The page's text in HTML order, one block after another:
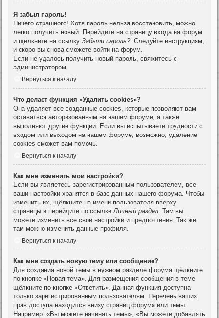
Я забыл пароль!
Ничего страшного! Хотя пароль нельзя восстановить, можно
легко получить новый. Перейдите на страницу входа на форум
и щёлкните на ссылку Забыли пароль?. Следуйте инструкциям,
и скоро вы снова сможете войти на форум.
Если не удалось получить новый пароль, свяжитесь с
администратором.
Вернуться к началу
Что делает функция «Удалить cookies»?
Она удаляет все созданные cookies, которые позволяют вам
оставаться авторизованным на нашем форуме, а также
выполняют другие функции. Если вы испытываете трудности с
входом или выходом на нашем форуме, возможно, удаление
cookies сможет вам помочь.
Вернуться к началу
Как мне изменить мои настройки?
Если вы являетесь зарегистрированным пользователем, все
ваши настройки хранятся в базе данных нашего форума. Чтобы
изменить их, щёлкните на имени пользователя вверху
страницы и перейдите по ссылке Личный раздел . Там вы
можете изменить все свои настройки и предпочтения. Так же
там можно изменить данные профиля.
Вернуться к началу
Как мне создать новую тему или сообщение?
Для создания новой темы в нужном разделе форума щёлкните
по кнопке «Новая тема». Для размещения сообщения в теме
щёлкните по кнопке «Ответить». Данная функция доступна
только зарегистрированным пользователям. Перечень ваших
прав доступа находится внизу страниц форума или темы.
Например: «Вы можете начинать темы», «Вы можете добавлять